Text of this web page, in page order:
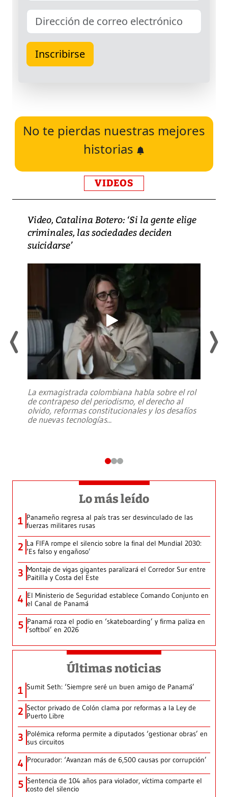
No te pierdas nuestras mejores
historias
VIDEOS
Video, Catalina Botero: ‘Si la gente elige
criminales, las sociedades deciden
suicidarse’
La exmagistrada colombiana habla sobre el rol
de contrapeso del periodismo, el derecho al
olvido, reformas constitucionales y los desafíos
de nuevas tecnologías...
Lo más leído
1 Panameño regresa al país tras ser desvinculado de las
fuerzas militares rusas
2 La FIFA rompe el silencio sobre la final del Mundial 2030:
‘Es falso y engañoso’
3 Montaje de vigas gigantes paralizará el Corredor Sur entre
Paitilla y Costa del Este
4 El Ministerio de Seguridad establece Comando Conjunto en
el Canal de Panamá
5 Panamá roza el podio en ‘skateboarding’ y firma paliza en
‘softbol’ en 2026
Últimas noticias
1 Sumit Seth: ‘Siempre seré un buen amigo de Panamá’
2 Sector privado de Colón clama por reformas a la Ley de
Puerto Libre
3 Polémica reforma permite a diputados ‘gestionar obras’ en
sus circuitos
4 Procurador: ‘Avanzan más de 6,500 causas por corrupción’
5 Sentencia de 104 años para violador, víctima comparte el
costo del silencio